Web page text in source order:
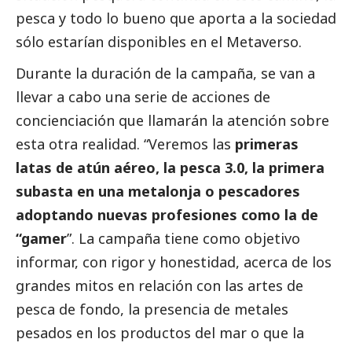
pesca y todo lo bueno que aporta a la sociedad
sólo estarían disponibles en el Metaverso.
Durante la duración de la campaña, se van a
llevar a cabo una serie de acciones de
concienciación que llamarán la atención sobre
esta otra realidad. “Veremos las primeras
latas de atún aéreo, la pesca 3.0, la primera
subasta en una metalonja o pescadores
adoptando nuevas profesiones como la de
“gamer”. La campaña tiene como objetivo
informar, con rigor y honestidad, acerca de los
grandes mitos en relación con las artes de
pesca de fondo, la presencia de metales
pesados en los productos del mar o que la